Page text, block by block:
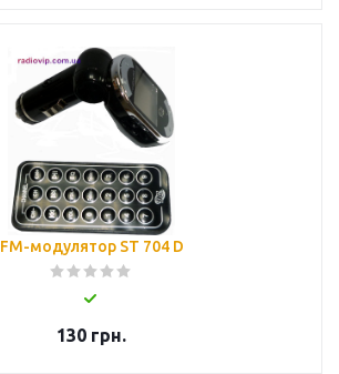
FM-модулятор ST 704 D
130 грн.